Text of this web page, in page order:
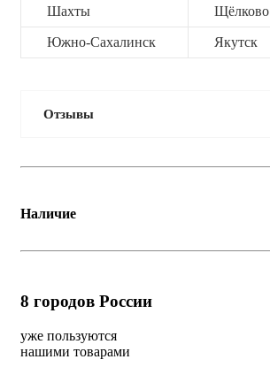
Шахты Щёлково
Южно-Сахалинск Якутск
Отзывы
Наличие
8 городов России
уже пользуются
нашими товарами